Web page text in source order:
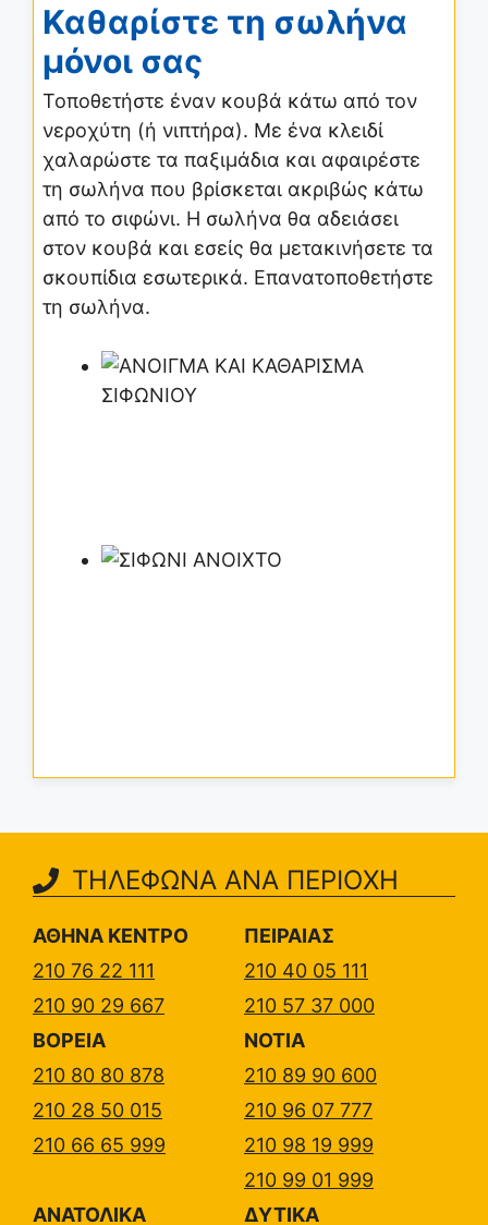
Καθαρίστε τη σωλήνα
μόνοι σας
Τοποθετήστε έναν κουβά κάτω από τον
νεροχύτη (ή νιπτήρα). Με ένα κλειδί
χαλαρώστε τα παξιμάδια και αφαιρέστε
τη σωλήνα που βρίσκεται ακριβώς κάτω
από το σιφώνι. Η σωλήνα θα αδειάσει
στον κουβά και εσείς θα μετακινήσετε τα
σκουπίδια εσωτερικά. Επανατοποθετήστε
τη σωλήνα.
ΤΗΛΕΦΩΝΑ ΑΝΑ ΠΕΡΙΟΧΗ
ΑΘΗΝΑ ΚΕΝΤΡΟ
210 76 22 111
210 90 29 667
ΠΕΙΡΑΙΑΣ
210 40 05 111
210 57 37 000
ΒΟΡΕΙΑ
210 80 80 878
210 28 50 015
210 66 65 999
ΝΟΤΙΑ
210 89 90 600
210 96 07 777
210 98 19 999
210 99 01 999
ΑΝΑΤΟΛΙΚΑ
ΔΥΤΙΚΑ